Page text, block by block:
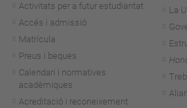
Activitats per a futur estudiantat
Accés i admissió
Matrícula
Preus i beques
Calendari i normatives
acadèmiques
Acreditació i reconeixement
La